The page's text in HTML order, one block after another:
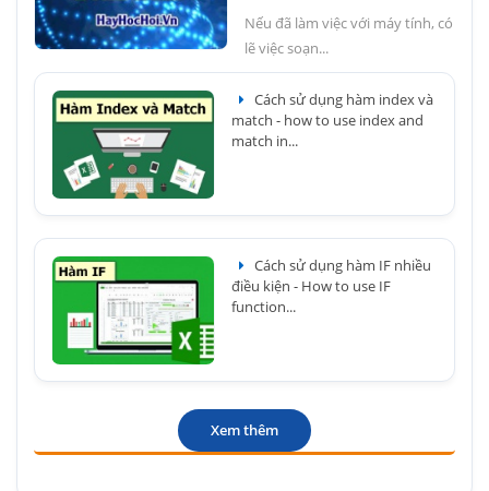
Nếu đã làm việc với máy tính, có
lẽ việc soạn...
Cách sử dụng hàm index và
match - how to use index and
match in...
Cách sử dụng hàm IF nhiều
điều kiện - How to use IF
function...
Xem thêm